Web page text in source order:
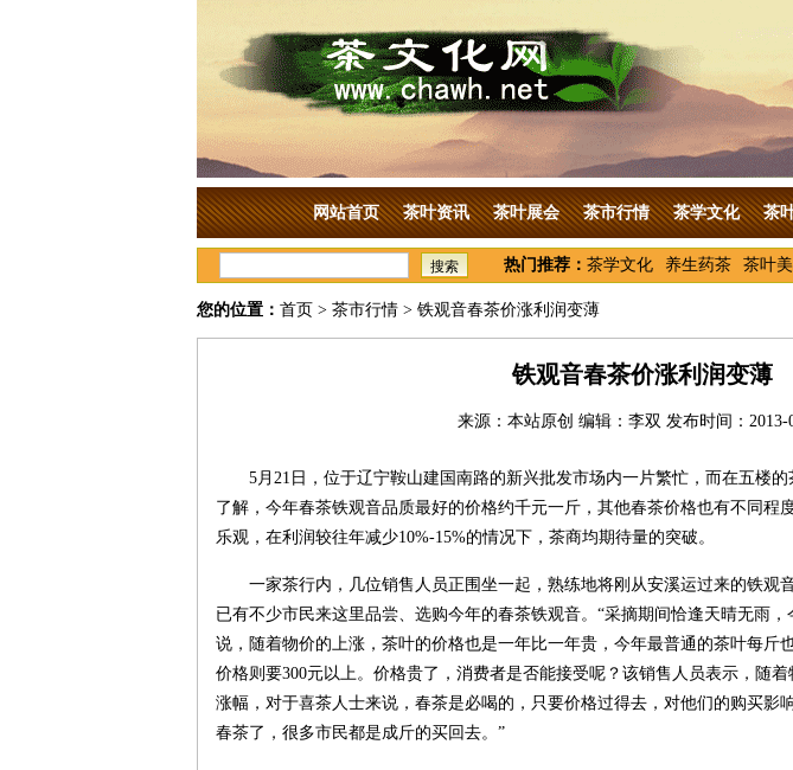
网站首页 茶叶资讯 茶叶展会 茶市行情 茶学文化 茶
搜索 热门推荐： 茶学文化 养生药茶 茶叶
您的位置： 首页 > 茶市行情 > 铁观音春茶价涨利润变薄
铁观音春茶价涨利润变薄
来源：本站原创 编辑：李双 发布时间：2013-
5月21日，位于辽宁鞍山建国南路的新兴批发市场内一片繁忙，而在五楼
了解，今年春茶铁观音品质最好的价格约千元一斤，其他春茶价格也有不同程
乐观，在利润较往年减少10%-15%的情况下，茶商均期待量的突破。
一家茶行内，几位销售人员正围坐一起，熟练地将刚从安溪运过来的铁观
已有不少市民来这里品尝、选购今年的春茶铁观音。“采摘期间恰逢天晴无雨
说，随着物价的上涨，茶叶的价格也是一年比一年贵，今年最普通的茶叶每斤
价格则要300元以上。价格贵了，消费者是否能接受呢？该销售人员表示，随
涨幅，对于喜茶人士来说，春茶是必喝的，只要价格过得去，对他们的购买影
春茶了，很多市民都是成斤的买回去。”